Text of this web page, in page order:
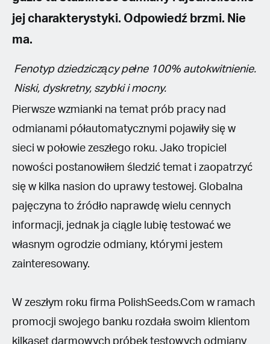
jej charakterystyki. Odpowiedź brzmi. Nie
ma.
Fenotyp dziedziczący pełne 100% autokwitnienie.
Niski, dyskretny, szybki i mocny.
Pierwsze wzmianki na temat prób pracy nad
odmianami półautomatycznymi pojawiły się w
sieci w połowie zeszłego roku. Jako tropiciel
nowości postanowiłem śledzić temat i zaopatrzyć
się w kilka nasion do uprawy testowej. Globalna
pajęczyna to źródło naprawdę wielu cennych
informacji, jednak ja ciągle lubię testować we
własnym ogrodzie odmiany, którymi jestem
zainteresowany.
W zeszłym roku firma PolishSeeds.Com w ramach
promocji swojego banku rozdała swoim klientom
kilkaset darmowych próbek testowych odmiany